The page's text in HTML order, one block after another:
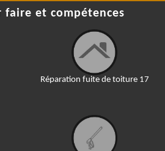
faire et compétences
Réparation fuite de toiture 17